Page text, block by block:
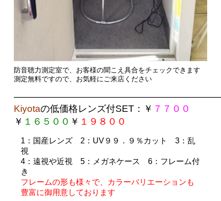
防音聴力測定室で、お客様の聞こえ具合をチェックできます
測定無料ですので、お気軽にご来店ください
Kiyotaの低価格レンズ付SET ：￥ ７７００
￥ １６５００ ￥ １９８００
1 ：国産レンズ 2 ：UV９９．９％カット 3：乱
視
4：遠視や近視 5：メガネケース 6：フレーム付
き
フレームの形も様々で、カラーバリエーションも
豊富に御用意しております